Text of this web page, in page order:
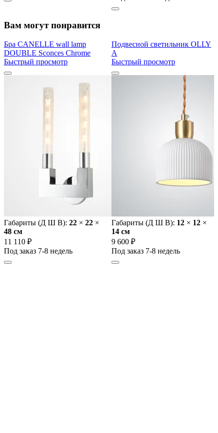
Вам могут понравится
Бра CANELLE wall lamp
DOUBLE Sconces Chrome
Быстрый просмотр
Габариты (Д Ш В): 22 × 22 ×
48 cм
11 110 ₽
Под заказ 7-8 недель
Подвесной светильник OLLY
A
Быстрый просмотр
Габариты (Д Ш В): 12 × 12 ×
14 cм
9 600 ₽
Под заказ 7-8 недель